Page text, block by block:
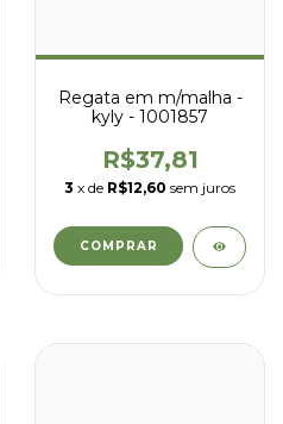
Regata em m/malha -
kyly - 1001857
R$37,81
3 x de R$12,60 sem juros
COMPRAR